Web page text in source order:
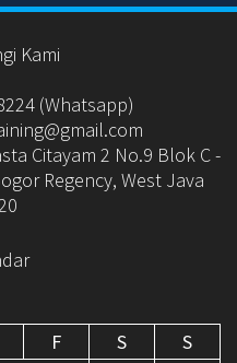
Kami
(Whatsapp)
Citayam 2 No.9 Blok C -
Regency, West Java
F S
S